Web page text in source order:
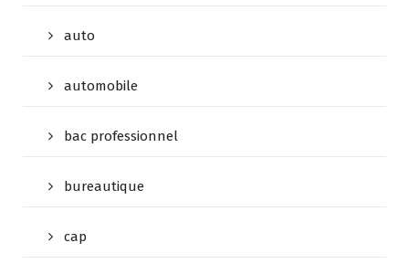
auto
automobile
bac professionnel
bureautique
cap